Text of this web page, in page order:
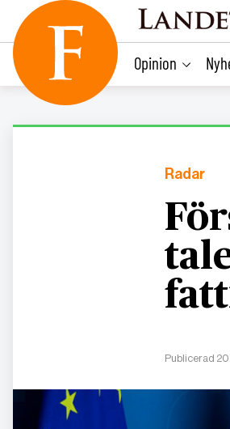
content
Opinion
Radar
Publicerad